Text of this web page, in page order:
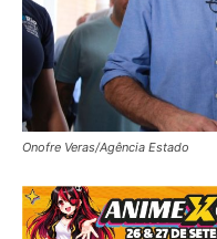
Onofre Veras/Agência Estado